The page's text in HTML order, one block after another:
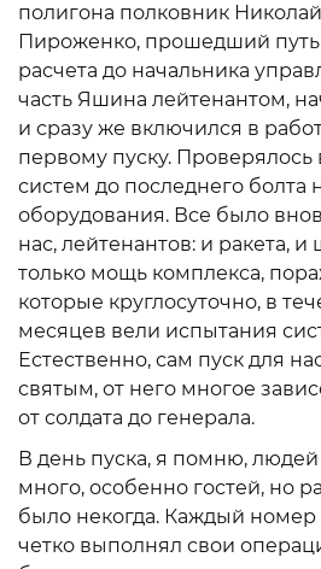
полигона полковник
Пироженко, прошедший путь
расчета до начальника
часть Яшина лейтенантом,
и сразу же включился в
первому пуску. Проверялось
систем до последнего болта
оборудования. Все было
нас, лейтенантов: и ракета,
только мощь комплекса,
которые круглосуточно, в
месяцев вели испытания
Естественно, сам пуск для
святым, от него многое
от солдата до генерала.
В день пуска, я помню,
много, особенно гостей, но
было некогда. Каждый номер
четко выполнял свои